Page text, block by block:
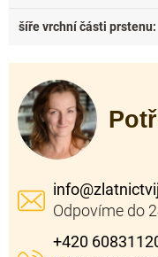
šíře vrchní části prstenu:
info@
+420